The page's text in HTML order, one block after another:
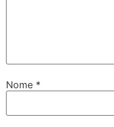
Nome *